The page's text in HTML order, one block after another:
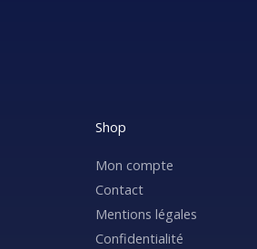
Shop
Mon compte
Contact
Mentions légales
Confidentialité